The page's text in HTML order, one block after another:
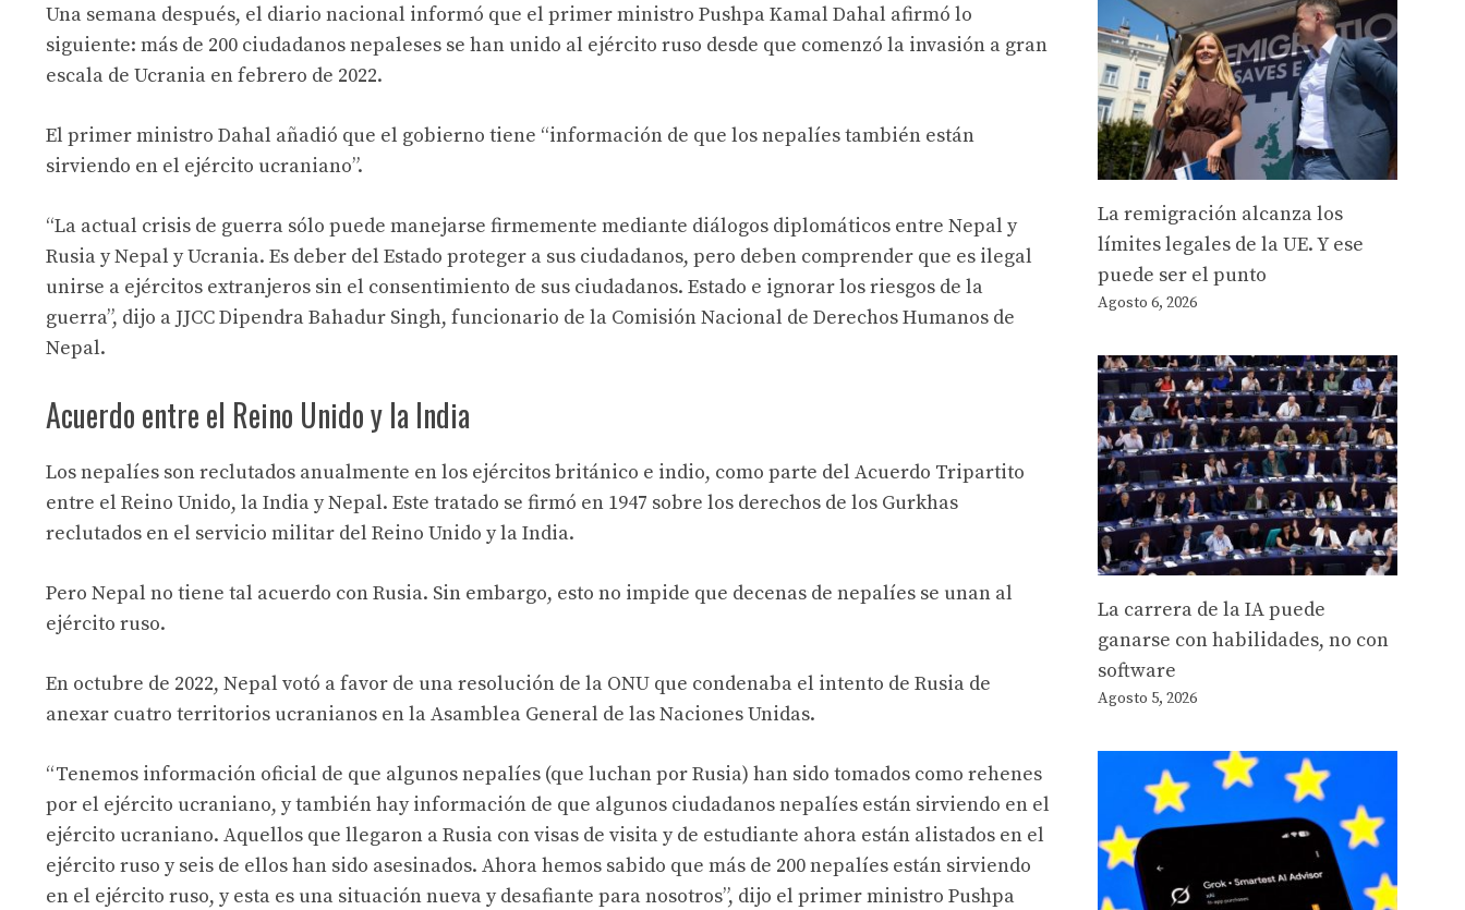
Una semana después, el diario nacional informó que el primer ministro Pushpa Kamal Dahal afirmó lo
siguiente: más de 200 ciudadanos nepaleses se han unido al ejército ruso desde que comenzó la invasión a gran
escala de Ucrania en febrero de 2022.
El primer ministro Dahal añadió que el gobierno tiene “información de que los nepalíes también están
sirviendo en el ejército ucraniano”.
“La actual crisis de guerra sólo puede manejarse firmemente mediante diálogos diplomáticos entre Nepal y
Rusia y Nepal y Ucrania. Es deber del Estado proteger a sus ciudadanos, pero deben comprender que es ilegal
unirse a ejércitos extranjeros sin el consentimiento de sus ciudadanos. Estado e ignorar los riesgos de la
guerra”, dijo a JJCC Dipendra Bahadur Singh, funcionario de la Comisión Nacional de Derechos Humanos de
Nepal.
Acuerdo entre el Reino Unido y la India
Los nepalíes son reclutados anualmente en los ejércitos británico e indio, como parte del Acuerdo Tripartito
entre el Reino Unido, la India y Nepal. Este tratado se firmó en 1947 sobre los derechos de los Gurkhas
reclutados en el servicio militar del Reino Unido y la India.
Pero Nepal no tiene tal acuerdo con Rusia. Sin embargo, esto no impide que decenas de nepalíes se unan al
ejército ruso.
En octubre de 2022, Nepal votó a favor de una resolución de la ONU que condenaba el intento de Rusia de
anexar cuatro territorios ucranianos en la Asamblea General de las Naciones Unidas.
“Tenemos información oficial de que algunos nepalíes (que luchan por Rusia) han sido tomados como rehenes
por el ejército ucraniano, y también hay información de que algunos ciudadanos nepalíes están sirviendo en el
ejército ucraniano. Aquellos que llegaron a Rusia con visas de visita y de estudiante ahora están alistados en el
ejército ruso y seis de ellos han sido asesinados. Ahora hemos sabido que más de 200 nepalíes están sirviendo
en el ejército ruso, y esta es una situación nueva y desafiante para nosotros”, dijo el primer ministro Pushpa
La remigración alcanza los
límites legales de la UE. Y ese
puede ser el punto
Agosto 6, 2026
La carrera de la IA puede
ganarse con habilidades, no con
software
Agosto 5, 2026